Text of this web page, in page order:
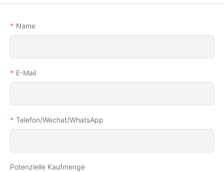
Name
E-Mail
Telefon/Wechat/WhatsApp
Potenzielle Kaufmenge